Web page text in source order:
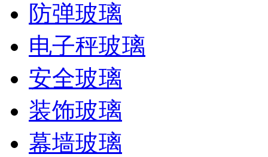
防弹玻璃
电子秤玻璃
安全玻璃
装饰玻璃
幕墙玻璃